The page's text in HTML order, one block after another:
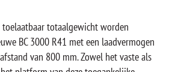
totaalgewicht worden
BC 3000 R41 met een laadvermogen
van 800 mm. Zowel het vaste als